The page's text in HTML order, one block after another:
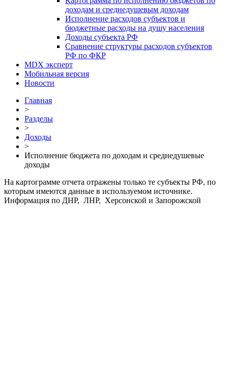
доходам и среднедушевым доходам
Исполнение расходов субъектов и
бюджетные расходы на душу населения
Доходы субъекта РФ
Сравнение структуры расходов субъектов
РФ по ФКР
MDX эксперт
Мобильная версия
Новости
Главная
>
Разделы
>
Доходы
>
Исполнение бюджета по доходам и среднедушевые
доходы
На картограмме отчета отражены только те субъекты РФ, по
которым имеются данные в используемом источнике.
Информация по ДНР, ЛНР, Херсонской и Запорожской